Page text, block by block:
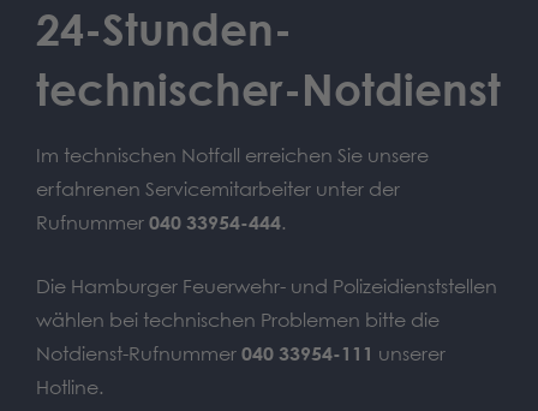
24-Stunden-
technischer-Notdienst
Im technischen Notfall erreichen Sie unsere
erfahrenen Servicemitarbeiter unter der
Rufnummer 040 33954-444.
Die Hamburger Feuerwehr- und Polizeidienststellen
wählen bei technischen Problemen bitte die
Notdienst-Rufnummer 040 33954-111 unserer
Hotline.